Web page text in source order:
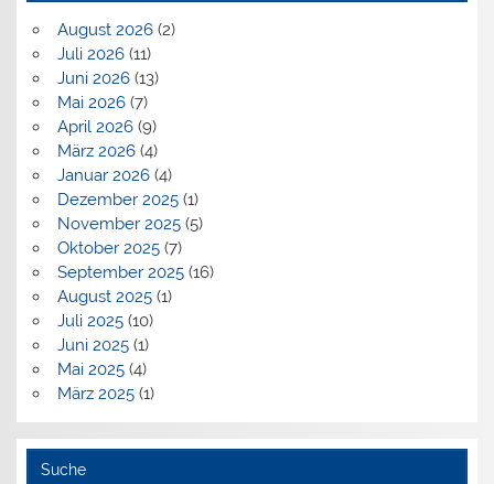
August 2026(2)
Juli 2026(11)
Juni 2026(13)
Mai 2026(7)
April 2026(9)
März 2026(4)
Januar 2026(4)
Dezember 2025(1)
November 2025(5)
Oktober 2025(7)
September 2025(16)
August 2025(1)
Juli 2025(10)
Juni 2025(1)
Mai 2025(4)
März 2025(1)
Suche